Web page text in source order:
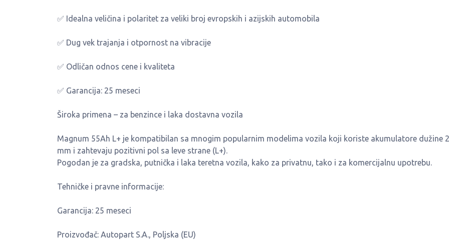
✅ Idealna veličina i polaritet za veliki broj evropskih i azijskih automobila
✅ Dug vek trajanja i otpornost na vibracije
✅ Odličan odnos cene i kvaliteta
✅ Garancija: 25 meseci
Široka primena – za benzince i laka dostavna vozila
Magnum 55Ah L+ je kompatibilan sa mnogim popularnim modelima vozila koji koriste akumulatore dužine
mm i zahtevaju pozitivni pol sa leve strane (L+).
Pogodan je za gradska, putnička i laka teretna vozila, kako za privatnu, tako i za komercijalnu upotrebu.
Tehničke i pravne informacije:
Garancija: 25 meseci
Proizvođač: Autopart S.A., Poljska (EU)